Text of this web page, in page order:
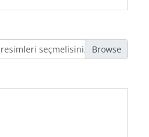
seçmelisiniz